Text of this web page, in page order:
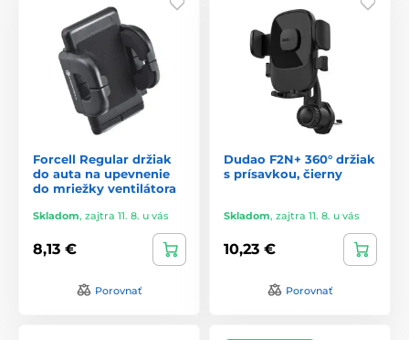
Forcell Regular držiak
do auta na upevnenie
do mriežky ventilátora
Skladom, zajtra 11. 8. u vás
8,13 €
Porovnať
Dudao F2N+ 360° držiak
s prísavkou, čierny
Skladom, zajtra 11. 8. u vás
10,23 €
Porovnať